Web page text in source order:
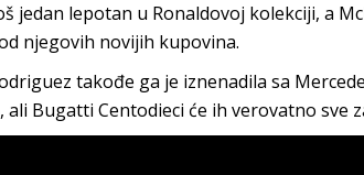
jedan lepotan u Ronaldovoj kolekciji, a
njegovih novijih kupovina.
takođe ga je iznenadila sa
Bugatti Centodieci će ih verovatno sve